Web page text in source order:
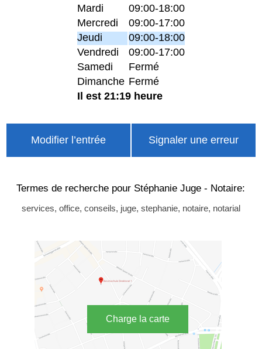
Mardi
09:00-18:00
Mercredi
09:00-17:00
Jeudi
09:00-18:00
Vendredi
09:00-17:00
Samedi
Fermé
Dimanche Fermé
Il est 21:19 heure
Modifier l’entrée Signaler une erreur
Termes de recherche pour Stéphanie Juge - Notaire:
services, office, conseils, juge, stephanie, notaire, notarial
Charge la carte